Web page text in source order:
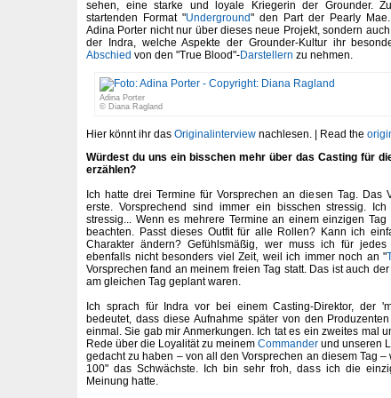
sehen, eine starke und loyale Kriegerin der Grounder.
startenden Format "Underground" den Part der Pearly
Adina Porter nicht nur über dieses neue Projekt, sondern
der Indra, welche Aspekte der Grounder-Kultur ihr
Abschied von den "True Blood"-Darstellern zu nehmen.
Adina Porter
© Diana Ragland
Hier könnt ihr das Originalinterview nachlesen. | Read the
Würdest du uns ein bisschen mehr über das Casting für
erzählen?
Ich hatte drei Termine für Vorsprechen an diesen Tag. Das
erste. Vorsprechend sind immer ein bisschen stressig.
stressig... Wenn es mehrere Termine an einem einzigen
beachten. Passt dieses Outfit für alle Rollen? Kann ich
Charakter ändern? Gefühlsmäßig, wer muss ich für
ebenfalls nicht besonders viel Zeit, weil ich immer noch an "
Vorsprechen fand an meinem freien Tag statt. Das ist auch
am gleichen Tag geplant waren.
Ich sprach für Indra vor bei einem Casting-Direktor, der
bedeutet, dass diese Aufnahme später von den
einmal. Sie gab mir Anmerkungen. Ich tat es ein zweites mal
Rede über die Loyalität zu meinem Commander und unseren
gedacht zu haben – von all den Vorsprechen an diesem Tag –
100" das Schwächste. Ich bin sehr froh, dass ich die
Meinung hatte.